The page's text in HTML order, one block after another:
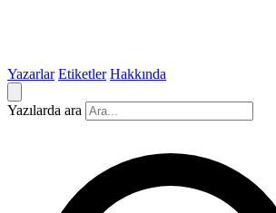
Yazarlar Etiketler Hakkında
Yazılarda ara